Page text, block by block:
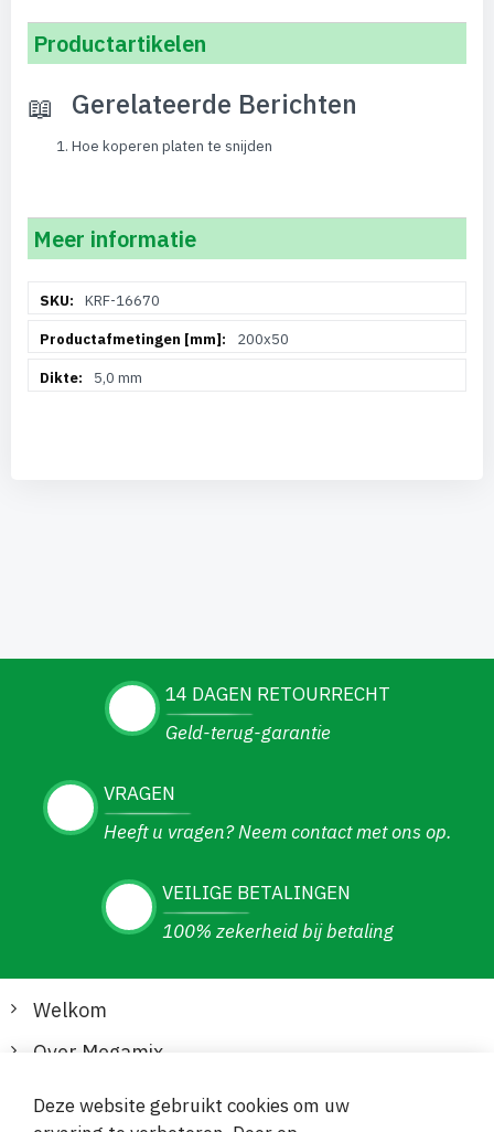
Productartikelen
Gerelateerde Berichten
Hoe koperen platen te snijden
Meer informatie
informatieKRF-16670
200x50
5,0 mm
14 DAGEN RETOURRECHT
Geld-terug-garantie
VRAGEN
Heeft u vragen? Neem contact met ons op.
VEILIGE BETALINGEN
100% zekerheid bij betaling
Welkom
Over Megamix
Informatie
Deze website gebruikt cookies om uw